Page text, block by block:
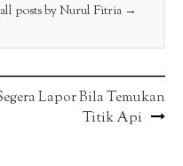
posts by Nurul Fitria →
Lapor Bila Temukan
Titik Api